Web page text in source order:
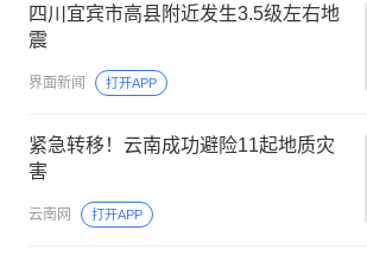
四川宜宾市高县附近发生3.5级左右地
震
界面新闻 打开APP
紧急转移！云南成功避险11起地质灾
害
云南网 打开APP